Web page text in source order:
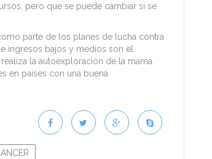
pero que se puede cambiar si se
parte de los planes de lucha contra
ingresos bajos y medios son el
la autoexploración de la mama.
en países con una buena